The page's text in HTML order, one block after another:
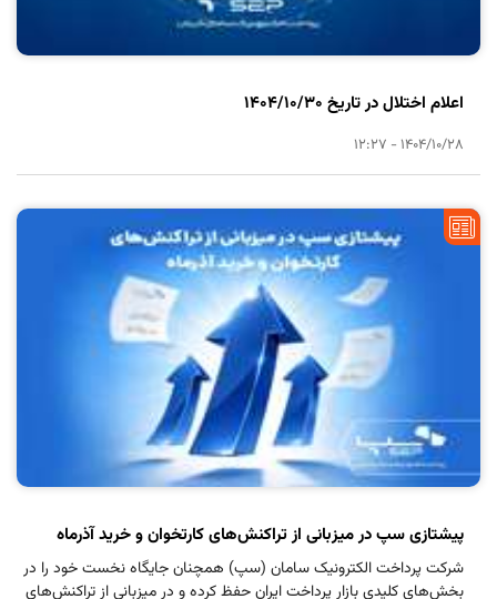
اعلام اختلال در تاریخ 1404/10/30
1404/10/28 - 12:27
پیشتازی سپ در میزبانی از تراکنش‌های کارتخوان و خرید آذرماه
شرکت پرداخت الکترونیک سامان (سپ) همچنان جایگاه نخست خود را در
بخش‌های کلیدی بازار پرداخت ایران حفظ کرده و در میزبانی از تراکنش‌های